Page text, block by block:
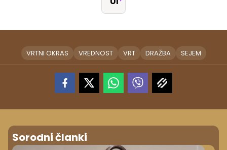
VRTNI OKRAS VREDNOST VRT DRAŽBA SEJEM
Sorodni članki